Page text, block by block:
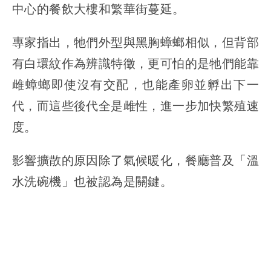
中心的餐飲大樓和繁華街蔓延。
專家指出，牠們外型與黑胸蟑螂相似，但背部
有白環紋作為辨識特徵，更可怕的是牠們能靠
雌蟑螂即使沒有交配，也能產卵並孵出下一
代，而這些後代全是雌性，進一步加快繁殖速
度。
影響擴散的原因除了氣候暖化，餐廳普及「溫
水洗碗機」也被認為是關鍵。